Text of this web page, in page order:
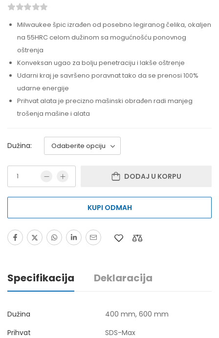
Milwaukee špic izrađen od posebno legiranog čelika, okaljen
na 55HRC celom dužinom sa mogućnošću ponovnog
oštrenja
Konveksan ugao za bolju penetraciju i lakše oštrenje
Udarni kraj je savršeno poravnat tako da se prenosi 100%
udarne energije
Prihvat alata je precizno mašinski obrađen radi manjeg
trošenja mašine i alata
Dužina:
DODAJ U KORPU
KUPI ODMAH
Specifikacija Deklaracija
Dužina
400 mm, 600 mm
Prihvat
SDS-Max